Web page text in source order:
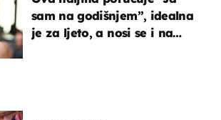
sam na godišnjem”, idealna
je za ljeto, a nosi se i na